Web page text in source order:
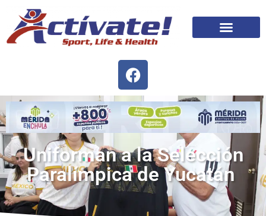
Uniforman a la Selección
Paralímpica de Yucatán